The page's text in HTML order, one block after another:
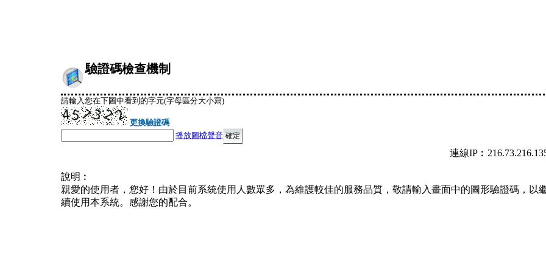
驗證碼檢查機制
請輸入您在下圖中看到的字元(字母區分大小寫)
更換驗證碼
播放圖檔聲音
連線
說明︰
親愛的使用者，您好！由於目前系統使用人數眾多，為維護較佳的服務品質，敬請輸入畫面中的圖形驗證碼，以
續使用本系統。感謝您的配合。